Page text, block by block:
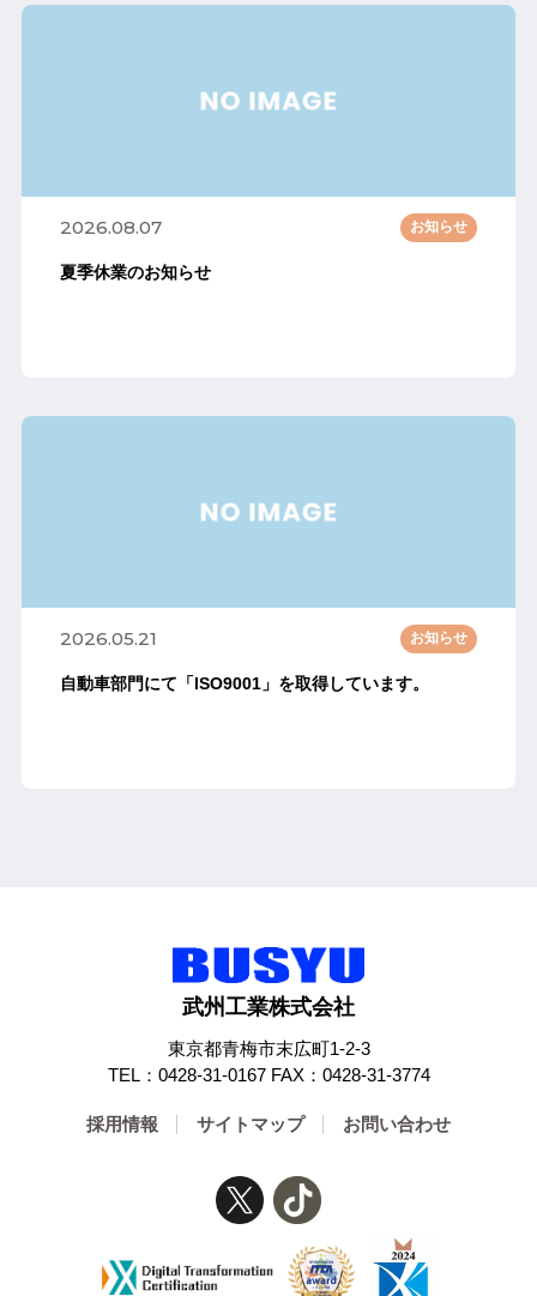
2026.08.07 お知らせ
夏季休業のお知らせ
2026.05.21 お知らせ
自動車部門にて「ISO9001」を取得しています。
武州工業株式会社
東京都青梅市末広町1-2-3
TEL：0428-31-0167 FAX：0428-31-3774
採用情報 サイトマップ お問い合わせ